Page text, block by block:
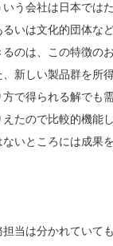
う会社は日本では
いは文化的団体な
のは、この特徴の
新しい製品群を所
で得られる解でも
たので比較的機能
いところには成果
当は分かれてい